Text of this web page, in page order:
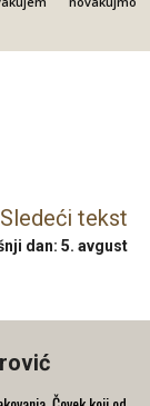
Sledeći tekst
dan: 5. avgust